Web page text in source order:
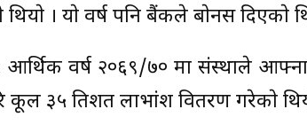
। याे वर्ष पनि बैंकले बाेनस दिएकाे
वर्ष २०६९/७० मा संस्थाले आफ्ना
कूल ३५ प्रतिशत लाभांश वितरण गरेकाे